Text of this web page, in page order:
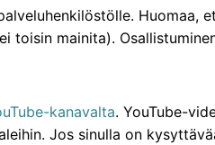
Huomaa,
mainita).
kanavalta. YouTube-
Jos sinulla on